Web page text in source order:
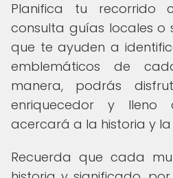
Planifica tu recorrido
consulta guías locales o
que te ayuden a
emblemáticos de
manera, podrás
enriquecedor y
acercará a la historia y
Recuerda que cada